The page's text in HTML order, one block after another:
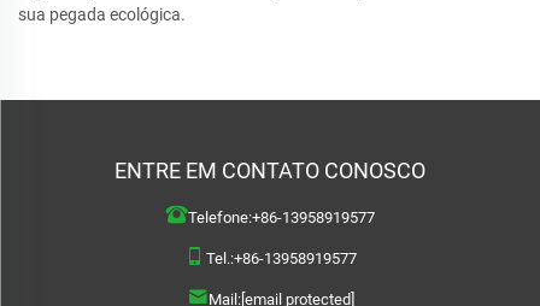
sua pegada ecológica.
ENTRE EM CONTATO CONOSCO
Telefone:+86-13958919577
Tel.:+86-13958919577
Mail:[email protected]